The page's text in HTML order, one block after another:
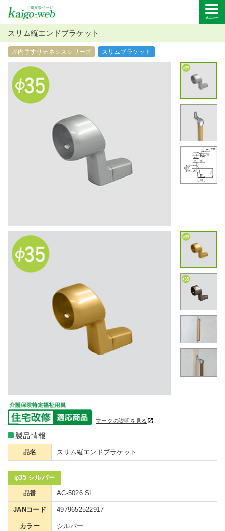
スリム縦エンドブラケット
屋内手すりテネシスシリーズ スリムブラケット
マークの説明を見る
製品情報
品名 スリム縦エンドブラケット
φ35 シルバー
品番 AC-5026 SL
JANコード 4979652522917
カラー シルバー